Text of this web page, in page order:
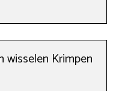
Krimpen